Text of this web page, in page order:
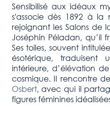
Sensibilisé aux idéaux
s'associe dès 1892 à la
rejoignant les Salons de
Joséphin Péladan, qu’il
Ses toiles, souvent
ésotérique,
intérieure, d’élévation
cosmique. Il rencontre
Osbert, avec qui il
figures féminines